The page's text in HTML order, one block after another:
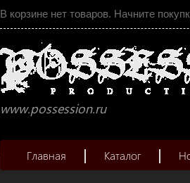
В корзине нет товаров. Начните
www.possession.ru
Главная Каталог